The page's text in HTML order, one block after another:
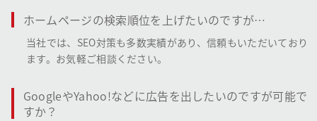
ホームページの検索順位を上げたいのですが…
当社では、SEO対策も多数実績があり、信頼もいただいており
ます。お気軽ご相談ください。
GoogleやYahoo!などに広告を出したいのですが可能で
すか？